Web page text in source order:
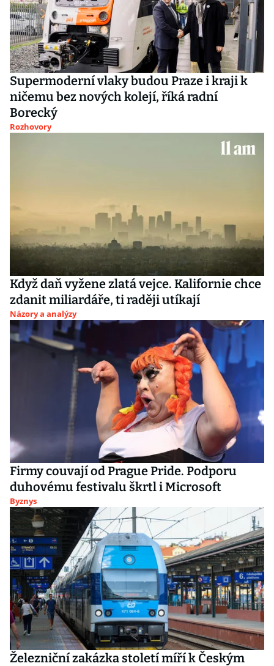
Supermoderní vlaky budou Praze i kraji k
ničemu bez nových kolejí, říká radní
Borecký
Rozhovory
Když daň vyžene zlatá vejce. Kalifornie chce
zdanit miliardáře, ti raději utíkají
Názory a analýzy
Firmy couvají od Prague Pride. Podporu
duhovému festivalu škrtl i Microsoft
Byznys
Železniční zakázka století míří k Českým